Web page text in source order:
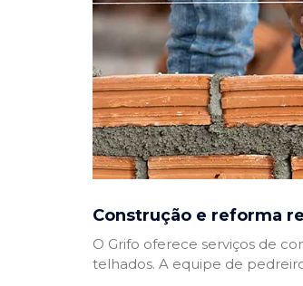
Construção e reforma
O Grifo oferece serviços de
telhados. A equipe de